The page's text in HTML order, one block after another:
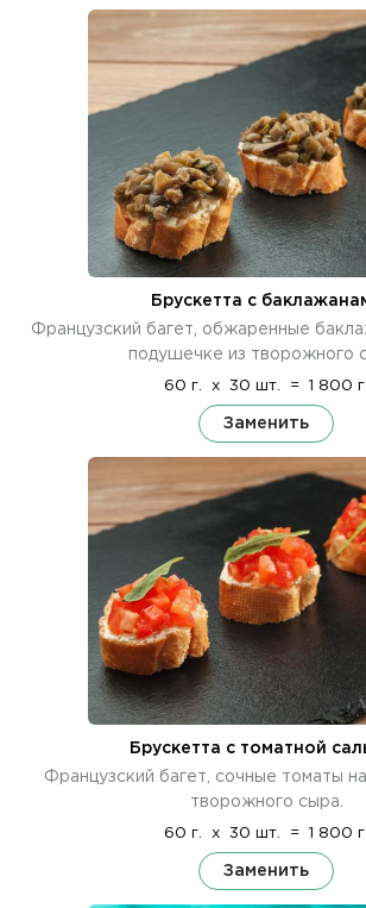
Брускетта с
Французский багет, обжаренные
подушечке из творожного
60 г. x 30 шт. = 1 800 г.
Заменить
Брускетта с томатной
Французский багет, сочные томаты
творожного сыра.
60 г. x 30 шт. = 1 800 г.
Заменить